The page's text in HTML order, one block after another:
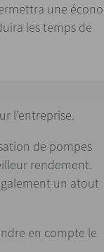
une
les temps de
l’entreprise.
de pompes
rendement.
un atout
en compte le